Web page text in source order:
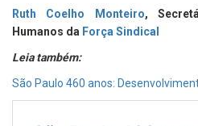
Ruth Coelho Monteiro,
Humanos da Força Sindical
Leia também:
São Paulo 460 anos: